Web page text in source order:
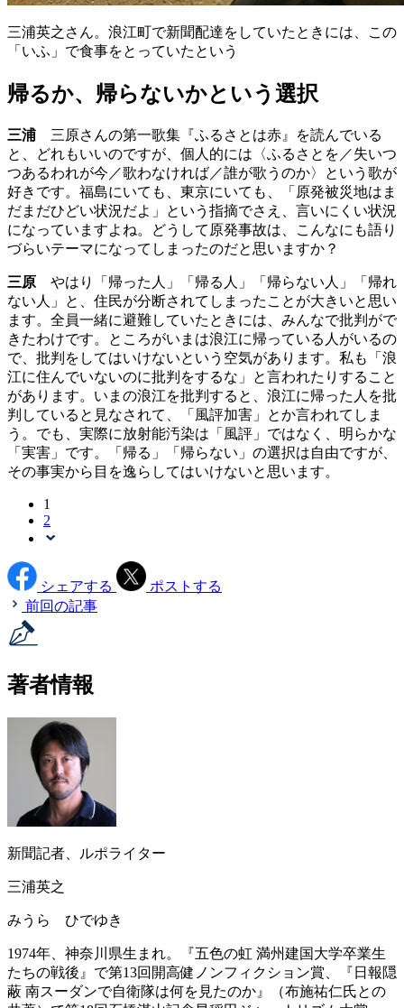
三浦英之さん。浪江町で新聞配達をしていたときには、この
「いふ」で食事をとっていたという
帰るか、帰らないかという選択
三浦 三原さんの第一歌集『ふるさとは赤』を読んでいる
と、どれもいいのですが、個人的には〈ふるさとを／失いつ
つあるわれが今／歌わなければ／誰が歌うのか〉という歌が
好きです。福島にいても、東京にいても、「原発被災地はま
だまだひどい状況だよ」という指摘でさえ、言いにくい状況
になっていますよね。どうして原発事故は、こんなにも語り
づらいテーマになってしまったのだと思いますか？
三原 やはり「帰った人」「帰る人」「帰らない人」「帰れ
ない人」と、住民が分断されてしまったことが大きいと思い
ます。全員一緒に避難していたときには、みんなで批判がで
きたわけです。ところがいまは浪江に帰っている人がいるの
で、批判をしてはいけないという空気があります。私も「浪
江に住んでいないのに批判をするな」と言われたりすること
があります。いまの浪江を批判すると、浪江に帰った人を批
判していると見なされて、「風評加害」とか言われてしま
う。でも、実際に放射能汚染は「風評」ではなく、明らかな
「実害」です。「帰る」「帰らない」の選択は自由ですが、
その事実から目を逸らしてはいけないと思います。
1
2
シェアする
ポストする
前回の記事
著者情報
新聞記者、ルポライター
三浦英之
みうら ひでゆき
1974年、神奈川県生まれ。『五色の虹 満州建国大学卒業生
たちの戦後』で第13回開高健ノンフィクション賞、『日報隠
蔽 南スーダンで自衛隊は何を見たのか』（布施祐仁氏との